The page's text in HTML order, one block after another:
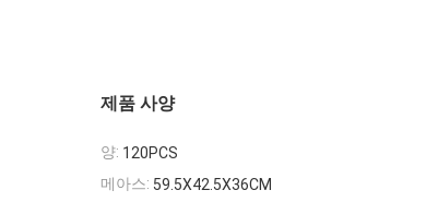
제품 사양
양: 120PCS
메아스: 59.5X42.5X36CM